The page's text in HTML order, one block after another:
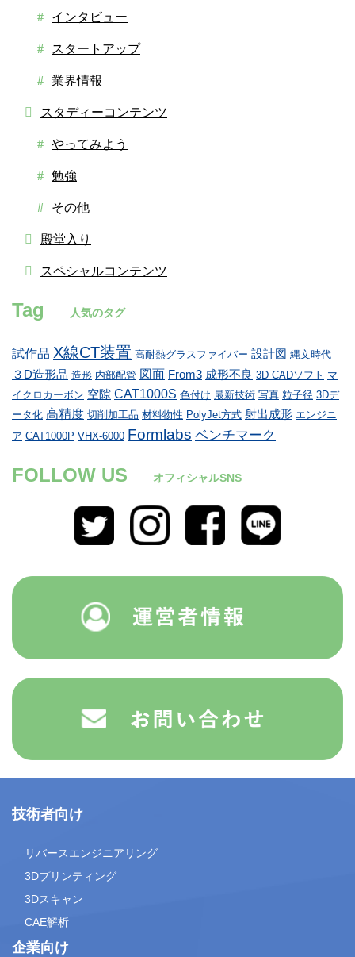
インタビュー
スタートアップ
業界情報
スタディーコンテンツ
やってみよう
勉強
その他
殿堂入り
スペシャルコンテンツ
Tag 人気のタグ
試作品 X線CT装置 高耐熱グラスファイバー 設計図 縄文時代
３D造形品 造形 内部配管 図面 From3 成形不良 3D CADソフト マ
イクロカーボン 空隙 CAT1000S 色付け 最新技術 写真 粒子径 3Dデ
ータ化 高精度 切削加工品 材料物性 PolyJet方式 射出成形 エンジニ
ア CAT1000P VHX-6000 Formlabs ベンチマーク
FOLLOW US オフィシャルSNS
技術者向け
リバースエンジニアリング
3Dプリンティング
3Dスキャン
CAE解析
企業向け